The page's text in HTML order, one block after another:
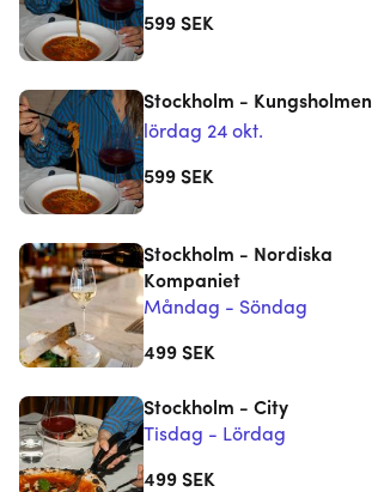
599 SEK
Stockholm - Kungsholmen
lördag 24 okt.
599 SEK
Stockholm - Nordiska
Kompaniet
Måndag - Söndag
499 SEK
Stockholm - City
Tisdag - Lördag
499 SEK